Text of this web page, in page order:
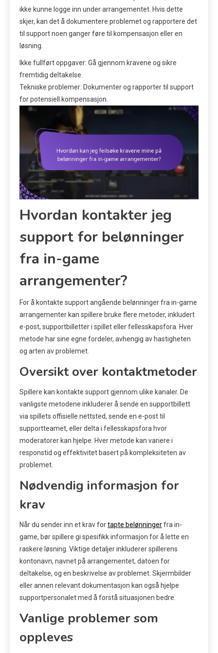
ikke kunne logge inn under arrangementet. Hvis dette
skjer, kan det å dokumentere problemet og rapportere det
til support noen ganger føre til kompensasjon eller en
løsning.
Ikke fullført oppgaver: Gå gjennom kravene og sikre
fremtidig deltakelse.
Tekniske problemer: Dokumenter og rapporter til support
for potensiell kompensasjon.
Hvordan kontakter jeg
support for belønninger
fra in-game
arrangementer?
For å kontakte support angående belønninger fra in-game
arrangementer kan spillere bruke flere metoder, inkludert
e-post, supportbilletter i spillet eller fellesskapsfora. Hver
metode har sine egne fordeler, avhengig av hastigheten
og arten av problemet.
Oversikt over kontaktmetoder
Spillere kan kontakte support gjennom ulike kanaler. De
vanligste metodene inkluderer å sende en supportbillett
via spillets offisielle nettsted, sende en e-post til
supportteamet, eller delta i fellesskapsfora hvor
moderatorer kan hjelpe. Hver metode kan variere i
responstid og effektivitet basert på kompleksiteten av
problemet.
Nødvendig informasjon for
krav
Når du sender inn et krav fortapte belønningerfra in-
game, bør spillere gi spesifikk informasjon for å lette en
raskere løsning. Viktige detaljer inkluderer spillerens
kontonavn, navnet på arrangementet, datoen for
deltakelse, og en beskrivelse av problemet. Skjermbilder
eller annen relevant dokumentasjon kan også hjelpe
supportpersonalet med å forstå situasjonen bedre.
Vanlige problemer som
oppleves